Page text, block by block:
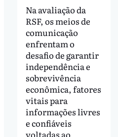
Na avaliação da
RSF, os meios de
comunicação
enfrentam o
desafio de garantir
independência e
sobrevivência
econômica, fatores
vitais para
informações livres
e confiáveis
voltadas ao